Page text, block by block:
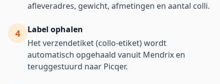
afleveradres, gewicht, afmetingen en aantal colli.
4
Label ophalen
Het verzendetiket (collo-etiket) wordt
automatisch opgehaald vanuit Mendrix en
teruggestuurd naar Picqer.